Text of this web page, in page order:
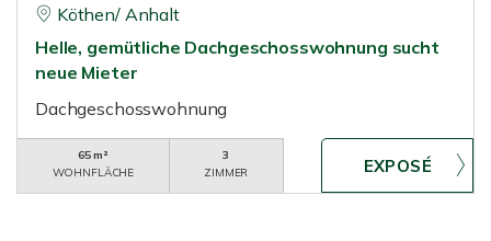
Köthen/ Anhalt
Helle, gemütliche Dachgeschosswohnung sucht
neue Mieter
Dachgeschosswohnung
65 m²
WOHNFLÄCHE
3
ZIMMER